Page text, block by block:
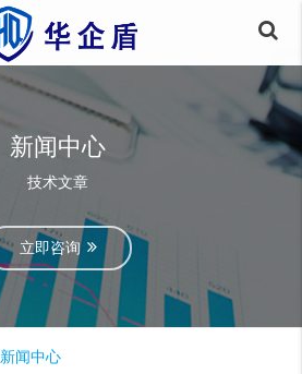
新闻中心
技术文章
立即咨询
新闻中心